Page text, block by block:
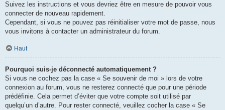
Suivez les instructions et vous devriez être en mesure de pouvoir vous
connecter de nouveau rapidement.
Cependant, si vous ne pouvez pas réinitialiser votre mot de passe, nous
vous invitons à contacter un administrateur du forum.
Haut
Pourquoi suis-je déconnecté automatiquement ?
Si vous ne cochez pas la case « Se souvenir de moi » lors de votre
connexion au forum, vous ne resterez connecté que pour une période
prédéfinie. Cela permet d’éviter que votre compte soit utilisé par
quelqu’un d’autre. Pour rester connecté, veuillez cocher la case « Se